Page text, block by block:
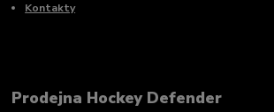
Kontakty
Prodejna Hockey Defender